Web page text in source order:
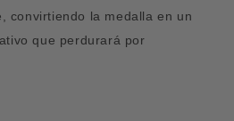
convirtiendo la medalla en un
que perdurará por